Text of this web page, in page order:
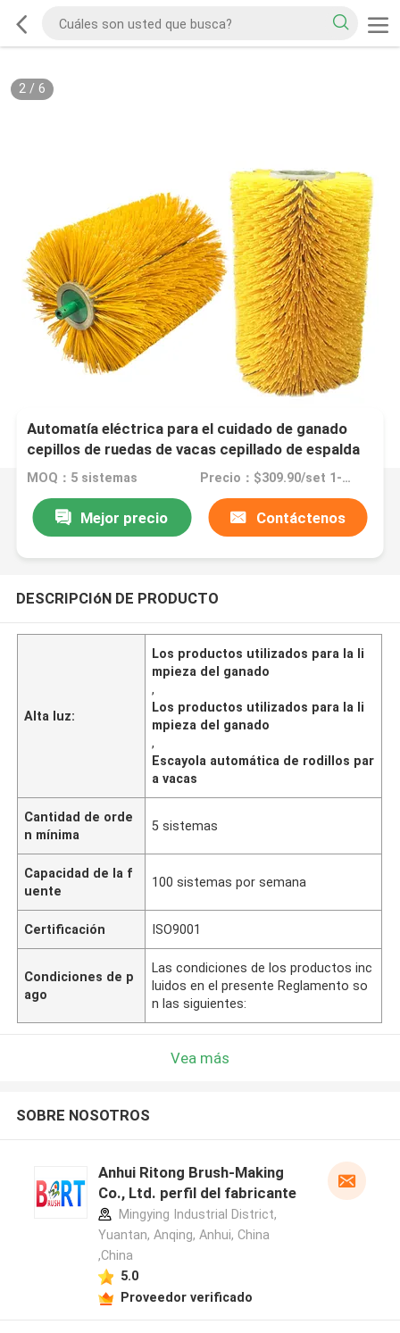
2/ 6
Automatía eléctrica para el cuidado de ganado
cepillos de ruedas de vacas cepillado de espalda
rascador
MOQ：5 sistemas Precio：$309.90/set 1-49 sets
Mejor precio Contáctenos
DESCRIPCIóN DE PRODUCTO
Alta luz:
Los productos utilizados para la li
mpieza del ganado
,
Los productos utilizados para la li
mpieza del ganado
,
Escayola automática de rodillos par
a vacas
Cantidad de orde
n mínima
5 sistemas
Capacidad de la f
uente
100 sistemas por semana
Certificación ISO9001
Condiciones de p
ago
Las condiciones de los productos inc
luidos en el presente Reglamento so
n las siguientes:
Vea más
SOBRE NOSOTROS
Anhui Ritong Brush-Making
Co., Ltd. perfil del fabricante
Mingying Industrial District,
Yuantan, Anqing, Anhui, China
,China
5.0
Proveedor verificado